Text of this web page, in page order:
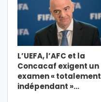
L’UEFA, l’AFC et la
Concacaf exigent un
examen « totalement
indépendant »…